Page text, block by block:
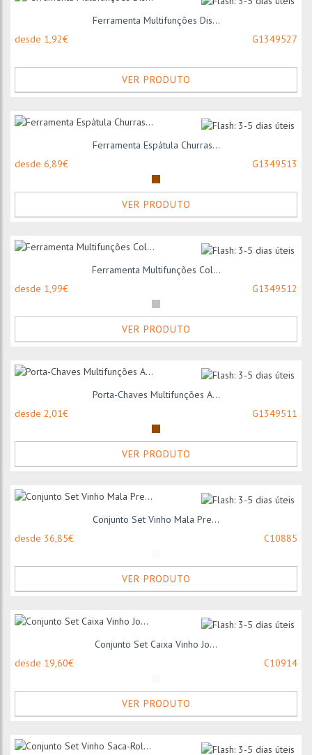
Ferramenta Multifunções Dis...
desde 1,92€
G1349527
VER PRODUTO
Ferramenta Espátula Churras...
desde 6,89€
G1349513
VER PRODUTO
Ferramenta Multifunções Col...
desde 1,99€
G1349512
VER PRODUTO
Porta-Chaves Multifunções A...
desde 2,01€
G1349511
VER PRODUTO
Conjunto Set Vinho Mala Pre...
desde 36,85€
C10885
VER PRODUTO
Conjunto Set Caixa Vinho Jo...
desde 19,60€
C10914
VER PRODUTO